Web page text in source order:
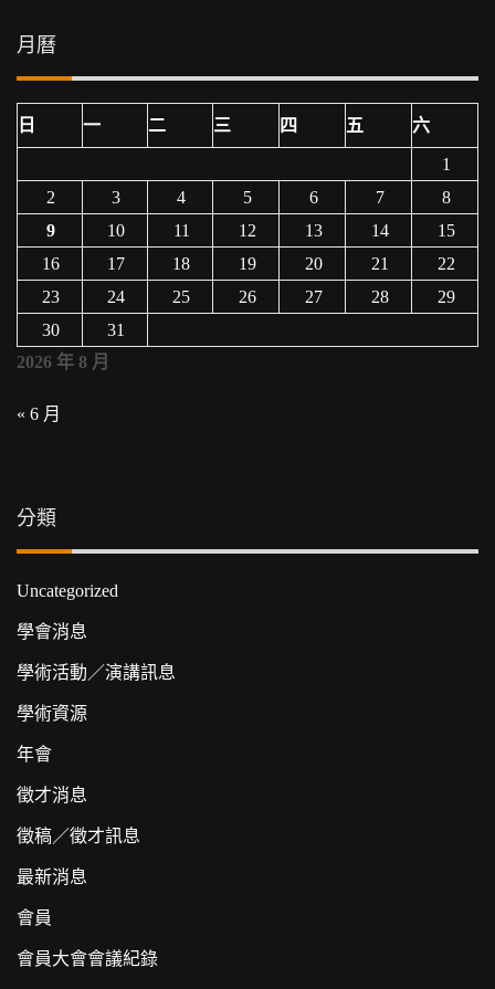
月曆
2026 年 8 月
日 一 二 三 四 五 六
1
2
3 4 5 6 7
8
9
10 11 12 13 14
15
16
17 18 19 20 21
22
23
24 25 26 27 28
29
30
31
« 6 月
分類
Uncategorized
學會消息
學術活動／演講訊息
學術資源
年會
徵才消息
徵稿／徵才訊息
最新消息
會員
會員大會會議紀錄